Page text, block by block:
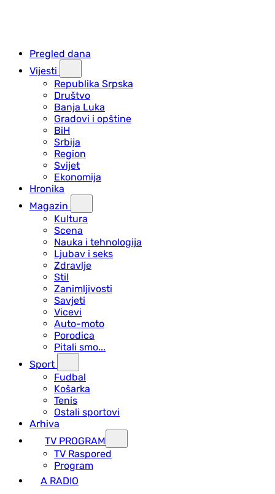
Pregled dana
Vijesti
Republika Srpska
Društvo
Banja Luka
Gradovi i opštine
BiH
Srbija
Region
Svijet
Ekonomija
Hronika
Magazin
Kultura
Scena
Nauka i tehnologija
Ljubav i seks
Zdravlje
Stil
Zanimljivosti
Savjeti
Vicevi
Auto-moto
Porodica
Pitali smo...
Sport
Fudbal
Košarka
Tenis
Ostali sportovi
Arhiva
TV PROGRAM
ТV Raspored
Program
A RADIO